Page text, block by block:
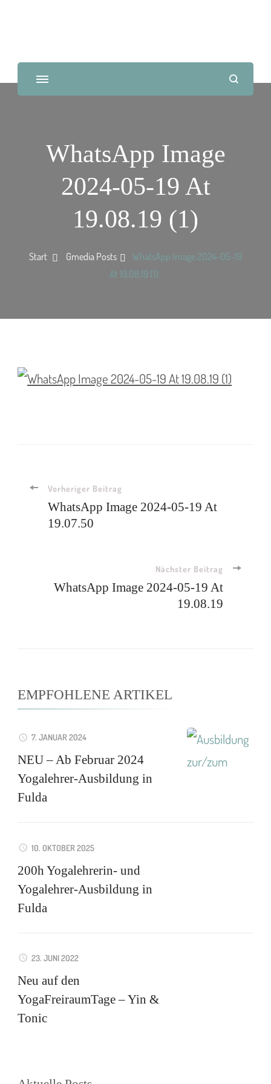
WhatsApp Image
2024-05-19 At
19.08.19 (1)
Start Gmedia Posts
WhatsApp Image 2024-05-19
At 19.08.19 (1)
Vorheriger Beitrag
WhatsApp Image 2024-05-19 At
19.07.50
Nächster Beitrag
WhatsApp Image 2024-05-19 At
19.08.19
EMPFOHLENE ARTIKEL
7. JANUAR 2024
NEU – Ab Februar 2024
Yogalehrer-Ausbildung in
Fulda
10. OKTOBER 2025
200h Yogalehrerin- und
Yogalehrer-Ausbildung in
Fulda
23. JUNI 2022
Neu auf den
YogaFreiraumTage – Yin &
Tonic